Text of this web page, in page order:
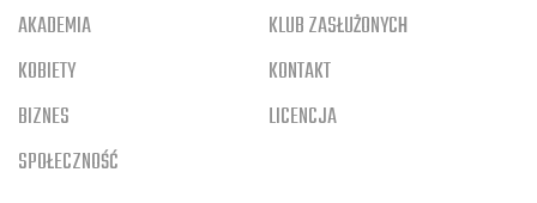
AKADEMIA
KOBIETY
BIZNES
SPOŁECZNOŚĆ
KLUB ZASŁUŻONYCH
KONTAKT
LICENCJA